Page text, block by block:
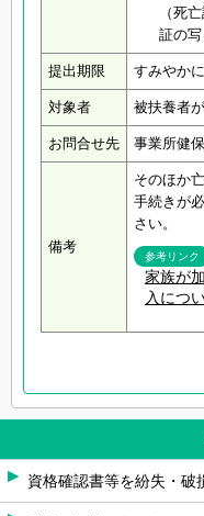
（死
証の写
提出期限 すみやかに
対象者 被扶養者
お問合せ先 事業所健
備考
そのほか
手続きが
さい。
参考リンク
家族が
入につ
資格確認書等を紛失・破